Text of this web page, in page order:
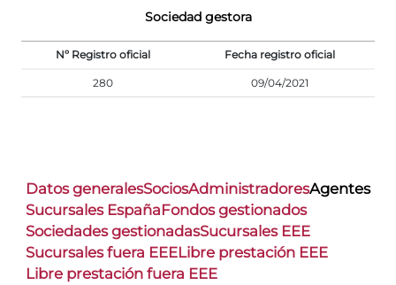
Sociedad gestora
Nº Registro oficial Fecha registro oficial
280 09/04/2021
Datos generalesSociosAdministradoresAgentes
Sucursales EspañaFondos gestionados
Sociedades gestionadasSucursales EEE
Sucursales fuera EEELibre prestación EEE
Libre prestación fuera EEE